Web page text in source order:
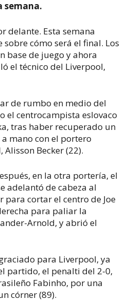
semana.
delante. Esta semana
cómo será el final. Los
base de juego y ahora
el técnico del Liverpool,
de rumbo en medio del
el centrocampista eslovaco
tras haber recuperado un
mano con el portero
Becker (22).
en la otra portería, el
adelantó de cabeza al
para cortar el centro de Joe
para paliar la
Arnold, y abrió el
para Liverpool, ya
partido, el penalti del 2-0,
Fabinho, por una
córner (89).